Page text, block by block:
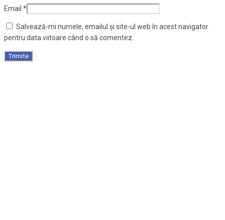
Email *
Salvează-mi numele, emailul și site-ul web în acest navigator
pentru data viitoare când o să comentez.